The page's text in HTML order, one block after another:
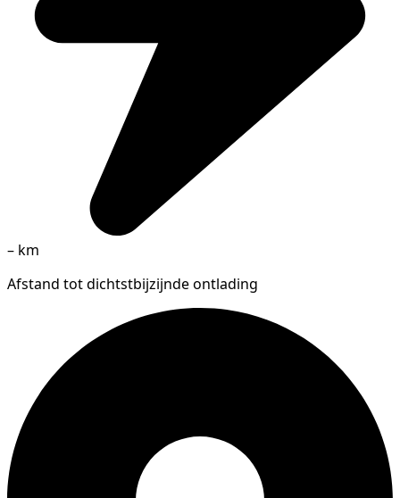
– km
Afstand tot dichtstbijzijnde ontlading